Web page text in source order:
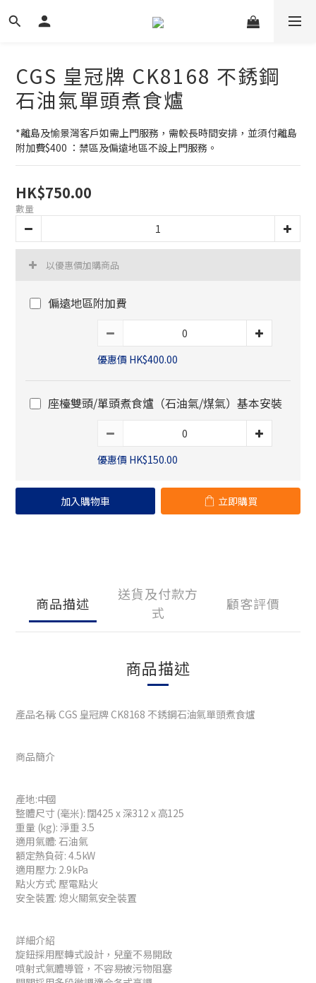
CGS 皇冠牌 CK8168 不銹鋼
石油氣單頭煮食爐
*離島及愉景灣客戶如需上門服務，需較長時間安排，並須付離島
附加費$400 ：禁區及偏遠地區不設上門服務。
HK$750.00
數量
以優惠價加購商品
偏遠地區附加費
優惠價 HK$400.00
座檯雙頭/單頭煮食爐（石油氣/煤氣）基本安裝
優惠價 HK$150.00
加入購物車 立即購買
商品描述
送貨及付款方
式
顧客評價
商品描述
產品名稱: CGS 皇冠牌 CK8168 不銹鋼石油氣單頭煮食爐
商品簡介
產地:中國
整體尺寸 (毫米): 闊425 x 深312 x 高125
重量 (kg): 淨重 3.5
適用氣體: 石油氣
額定熱負荷: 4.5kW
適用壓力: 2.9kPa
點火方式: 壓電點火
安全裝置: 熄火關氣安全裝置
詳細介紹
旋鈕採用壓轉式設計，兒童不易開啟
噴射式氣體導管，不容易被污物阻塞